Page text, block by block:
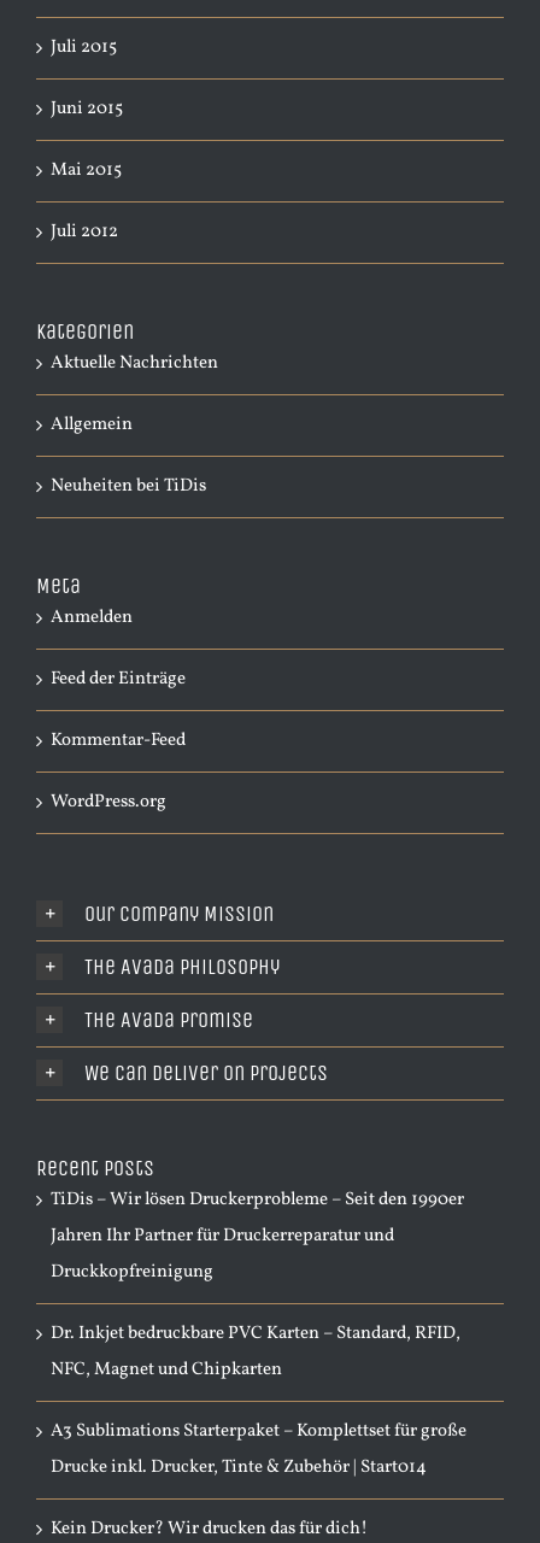
Juli 2015
Juni 2015
Mai 2015
Juli 2012
Kategorien
Aktuelle Nachrichten
Allgemein
Neuheiten bei TiDis
Meta
Anmelden
Feed der Einträge
Kommentar-Feed
WordPress.org
Our Company Mission
The Avada Philosophy
The Avada Promise
We Can Deliver On Projects
Recent Posts
TiDis – Wir lösen Druckerprobleme – Seit den 1990er
Jahren Ihr Partner für Druckerreparatur und
Druckkopfreinigung
Dr. Inkjet bedruckbare PVC Karten – Standard, RFID,
NFC, Magnet und Chipkarten
A3 Sublimations Starterpaket – Komplettset für große
Drucke inkl. Drucker, Tinte & Zubehör | Start014
Kein Drucker? Wir drucken das für dich!